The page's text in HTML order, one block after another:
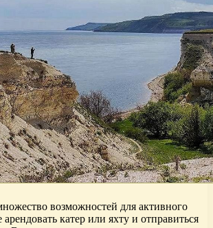
возможностей для активного
катер или яхту и отправиться